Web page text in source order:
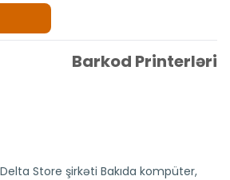
Barkod Printerləri
Delta Store şirkəti Bakıda kompüter,